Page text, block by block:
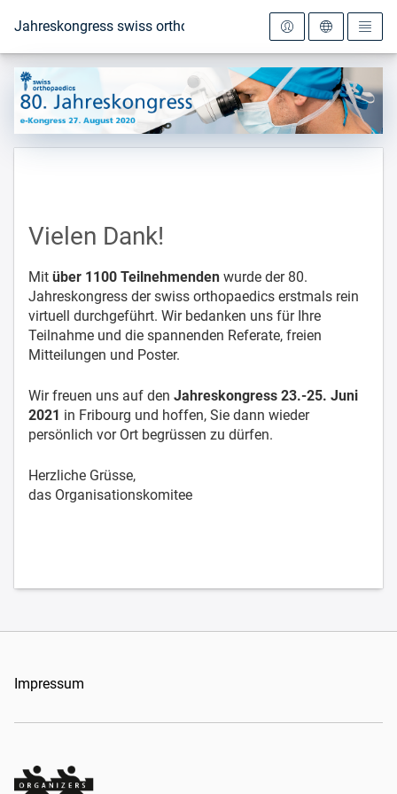
Zur Startseite
Jahreskongress swiss orthopaedics 2020
Vielen Dank!
Mit über 1100 Teilnehmenden wurde der 80.
Jahreskongress der swiss orthopaedics erstmals rein
virtuell durchgeführt. Wir bedanken uns für Ihre
Teilnahme und die spannenden Referate, freien
Mitteilungen und Poster.
Wir freuen uns auf den Jahreskongress 23.-25. Juni
2021 in Fribourg und hoffen, Sie dann wieder
persönlich vor Ort begrüssen zu dürfen.
Herzliche Grüsse,
das Organisationskomitee
Impressum
Organizers Schweiz GmbH